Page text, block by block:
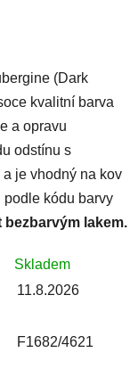
(Dark
kvalitní barva
a opravu
odstínu s
je vhodný na kov
podle kódu barvy
lakem.
Skladem
11.8.2026
F1682/4621